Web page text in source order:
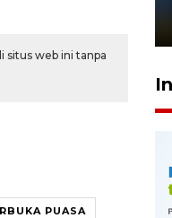
situs web ini tanpa
PUASA